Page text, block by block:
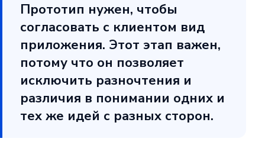
Прототип нужен, чтобы
согласовать с клиентом вид
приложения. Этот этап важен,
потому что он позволяет
исключить разночтения и
различия в понимании одних и
тех же идей с разных сторон.